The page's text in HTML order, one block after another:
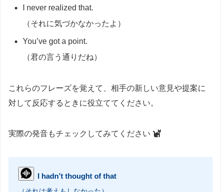
I never realized that.
（それに気づかなかったよ）
You’ve got a point.
（君の言う通りだね）
これらのフレーズを覚えて、相手の新しい意見や提案に
対して反応するときに役立ててください。
実際の発音もチェックしてみてください
I hadn’t thought of that